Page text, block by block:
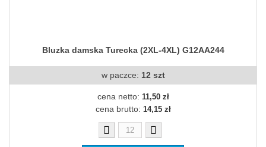
Bluzka damska Turecka (2XL-4XL) G12AA244
w paczce: 12 szt
cena netto: 11,50 zł
cena brutto: 14,15 zł